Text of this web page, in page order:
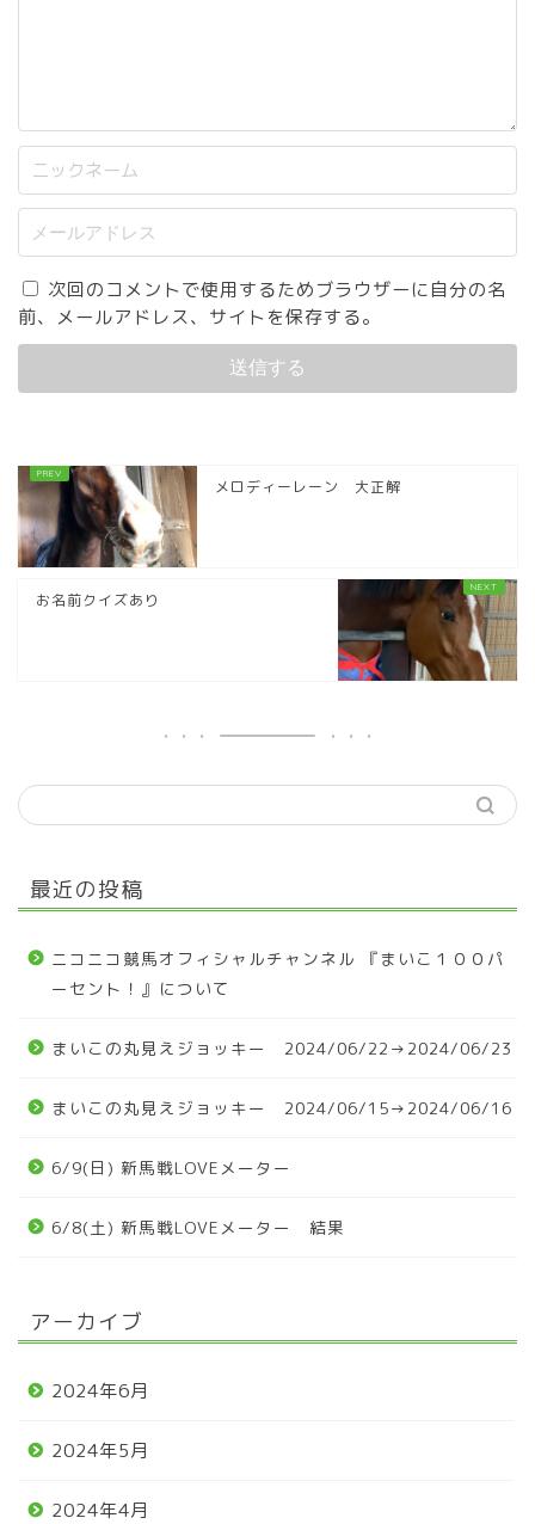
次回のコメントで使用するためブラウザーに自分の名
前、メールアドレス、サイトを保存する。
メロディーレーン 大正解
お名前クイズあり
最近の投稿
ニコニコ競馬オフィシャルチャンネル 『まいこ１００パ
ーセント！』について
まいこの丸見えジョッキー 2024/06/22→2024/06/23
まいこの丸見えジョッキー 2024/06/15→2024/06/16
6/9(日) 新馬戦LOVEメーター
6/8(土) 新馬戦LOVEメーター 結果
アーカイブ
2024年6月
2024年5月
2024年4月